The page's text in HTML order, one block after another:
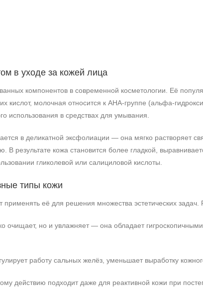
в уходе за кожей лица
компонентов в современной косметологии. Её
кислот, молочная относится к AHA-группе
использования в средствах для умывания.
в деликатной эксфолиации — она мягко растворяет
В результате кожа становится более гладкой,
гликолевой или салициловой кислоты.
типы кожи
применять её для решения множества эстетических
очищает, но и увлажняет — она обладает
работу сальных желёз, уменьшает выработку
действию подходит даже для реактивной кожи при
+7 (929) 933-09-89